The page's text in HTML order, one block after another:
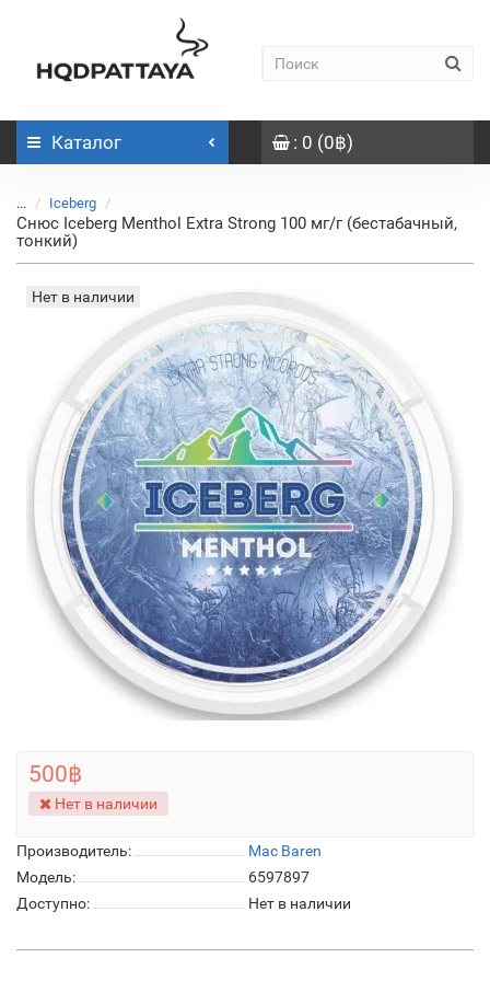
Каталог : 0 (0฿)
... Iceberg
Снюс Iceberg Menthol Extra Strong 100 мг/г (бестабачный,
тонкий)
Нет в наличии
Производитель:
Mac Baren
Модель:
6597897
Доступно:
Нет в наличии
500฿
Нет в наличии